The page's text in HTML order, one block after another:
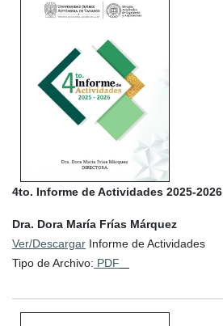
4to. Informe de Actividades 2025-2026
Dra. Dora María Frías Márquez
Ver/Descargar Informe de Actividades
Tipo de Archivo: PDF